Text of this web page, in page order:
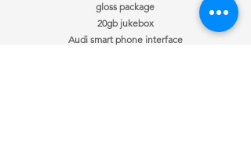
gloss package
20gb jukebox
Audi smart phone interface